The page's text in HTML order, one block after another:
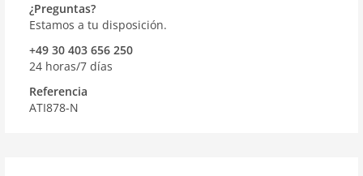
¿Preguntas?
Estamos a tu disposición.
+49 30 403 656 250
24 horas/7 días
Referencia
ATI878-N